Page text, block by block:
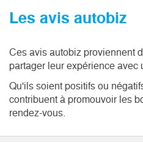
Les avis autobiz
Ces avis autobiz proviennent
partager leur expérience avec
Qu'ils soient positifs ou
contribuent à promouvoir les
rendez-vous.